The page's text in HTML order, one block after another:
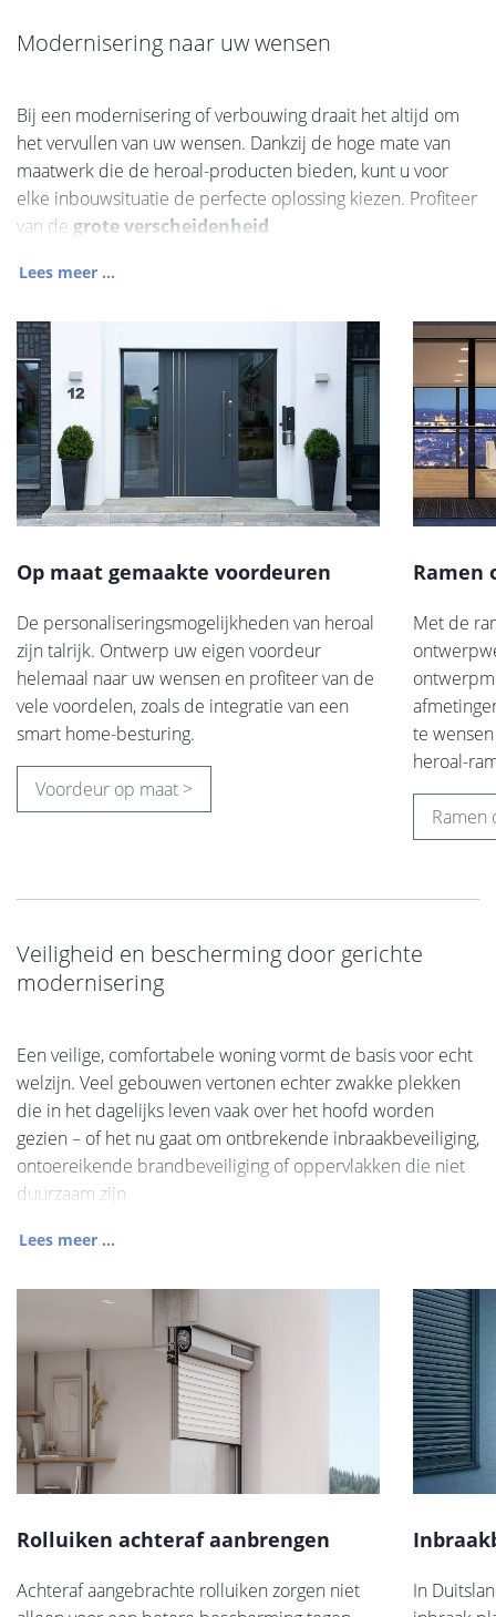
Modernisering naar uw wensen
Bij een modernisering of verbouwing draait het altijd om
het vervullen van uw wensen. Dankzij de hoge mate van
maatwerk die de heroal-producten bieden, kunt u voor
elke inbouwsituatie de perfecte oplossing kiezen. Profiteer
van de grote verscheidenheid
Lees meer ...
Op maat gemaakte voordeuren
De personaliseringsmogelijkheden van heroal
zijn talrijk. Ontwerp uw eigen voordeur
helemaal naar uw wensen en profiteer van de
vele voordelen, zoals de integratie van een
smart home-besturing.
Voordeur op maat >
Ramen
Met de
te
heroal-
Ramen
Veiligheid en bescherming door gerichte
modernisering
Een veilige, comfortabele woning vormt de basis voor echt
welzijn. Veel gebouwen vertonen echter zwakke plekken
die in het dagelijks leven vaak over het hoofd worden
gezien – of het nu gaat om ontbrekende inbraakbeveiliging,
ontoereikende brandbeveiliging of oppervlakken die niet
duurzaam zijn
Lees meer ...
Rolluiken achteraf aanbrengen
Achteraf aangebrachte rolluiken zorgen niet
In